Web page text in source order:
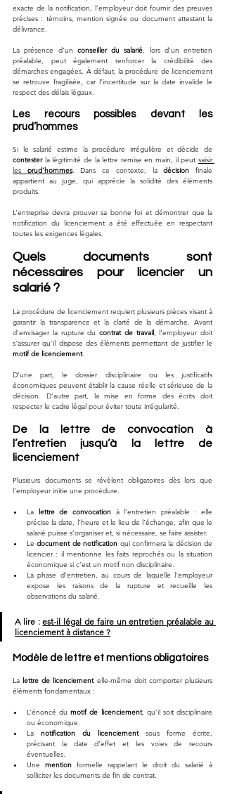
exacte de la notification, l’employeur doit fournir des preuves
précises : témoins, mention signée ou document attestant la
délivrance.
La présence d’un conseiller du salarié, lors d’un entretien
préalable, peut également renforcer la crédibilité des
démarches engagées. À défaut, la procédure de licenciement
se retrouve fragilisée, car l’incertitude sur la date invalide le
respect des délais légaux.
Les recours possibles devant les
prud’hommes
contester la légitimité de la lettre remise en main, il peut saisir
les prud’hommes. Dans ce contexte, la décision finale
appartient au juge, qui apprécie la solidité des éléments
produits.
L’entreprise devra prouver sa bonne foi et démontrer que la
notification du licenciement a été effectuée en respectant
toutes les exigences légales.
Quels documents sont
nécessaires pour licencier un
salarié ?
La procédure de licenciement requiert plusieurs pièces visant à
garantir la transparence et la clarté de la démarche. Avant
d’envisager la rupture du contrat de travail, l’employeur doit
motif de licenciement.
D’une part, le dossier disciplinaire ou les justificatifs
économiques peuvent établir la cause réelle et sérieuse de la
décision. D’autre part, la mise en forme des écrits doit
respecter le cadre légal pour éviter toute irrégularité.
De la lettre de convocation à
l’entretien jusqu’à la lettre de
licenciement
Plusieurs documents se révèlent obligatoires dès lors que
l’employeur initie une procédure.
La lettre de convocation à l’entretien préalable : elle
précise la date, l’heure et le lieu de l’échange, afin que le
salarié puisse s’organiser et, si nécessaire, se faire assister.
Le document de notification qui confirmera la décision de
licencier : il mentionne les faits reprochés ou la situation
économique si c’est un motif non disciplinaire.
La phase d’entretien, au cours de laquelle l’employeur
expose les raisons de la rupture et recueille les
observations du salarié.
A lire : est-il légal de faire un entretien préalable au
licenciement à distance ?
Modèle de lettre et mentions obligatoires
La lettre de licenciement elle-même doit comporter plusieurs
éléments fondamentaux :
L’énoncé du motif de licenciement, qu’il soit disciplinaire
ou économique.
La notification du licenciement sous forme écrite,
précisant la date d’effet et les voies de recours
éventuelles.
Une mention formelle rappelant le droit du salarié à
solliciter les documents de fin de contrat.